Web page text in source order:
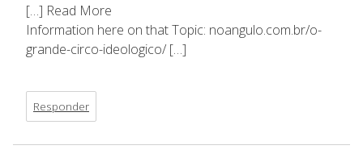
[…] Read More
Information here on that Topic: noangulo.com.br/o-
grande-circo-ideologico/ […]
Responder